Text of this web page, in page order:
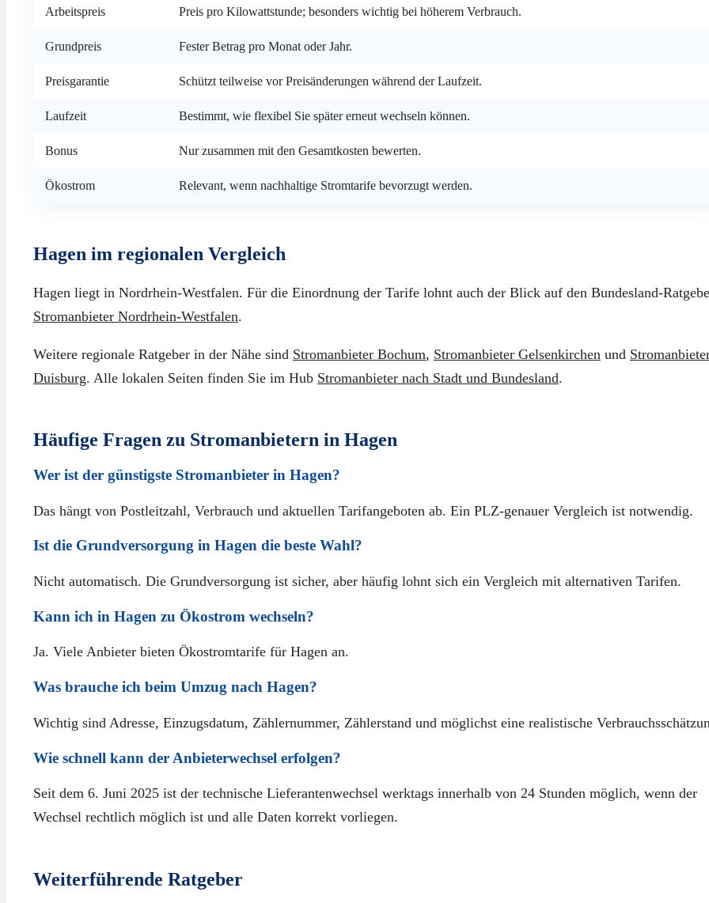
Arbeitspreis Preis pro Kilowattstunde; besonders wichtig bei höherem Verbrauch.
Grundpreis Fester Betrag pro Monat oder Jahr.
Preisgarantie Schützt teilweise vor Preisänderungen während der Laufzeit.
Laufzeit Bestimmt, wie flexibel Sie später erneut wechseln können.
Bonus Nur zusammen mit den Gesamtkosten bewerten.
Ökostrom Relevant, wenn nachhaltige Stromtarife bevorzugt werden.
Hagen im regionalen Vergleich
Hagen liegt in Nordrhein-Westfalen. Für die Einordnung der Tarife lohnt auch der Blick auf den Bundesland-
Stromanbieter Nordrhein-Westfalen.
Weitere regionale Ratgeber in der Nähe sind Stromanbieter Bochum, Stromanbieter Gelsenkirchen und
Duisburg. Alle lokalen Seiten finden Sie im Hub Stromanbieter nach Stadt und Bundesland.
Häufige Fragen zu Stromanbietern in Hagen
Wer ist der günstigste Stromanbieter in Hagen?
Das hängt von Postleitzahl, Verbrauch und aktuellen Tarifangeboten ab. Ein PLZ-genauer Vergleich ist notwendig.
Ist die Grundversorgung in Hagen die beste Wahl?
Nicht automatisch. Die Grundversorgung ist sicher, aber häufig lohnt sich ein Vergleich mit alternativen Tarifen.
Kann ich in Hagen zu Ökostrom wechseln?
Ja. Viele Anbieter bieten Ökostromtarife für Hagen an.
Was brauche ich beim Umzug nach Hagen?
Wichtig sind Adresse, Einzugsdatum, Zählernummer, Zählerstand und möglichst eine realistische
Wie schnell kann der Anbieterwechsel erfolgen?
Seit dem 6. Juni 2025 ist der technische Lieferantenwechsel werktags innerhalb von 24 Stunden möglich, wenn der
Wechsel rechtlich möglich ist und alle Daten korrekt vorliegen.
Weiterführende Ratgeber